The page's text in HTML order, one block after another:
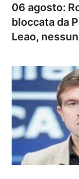
06 agosto:
bloccata da
Leao,